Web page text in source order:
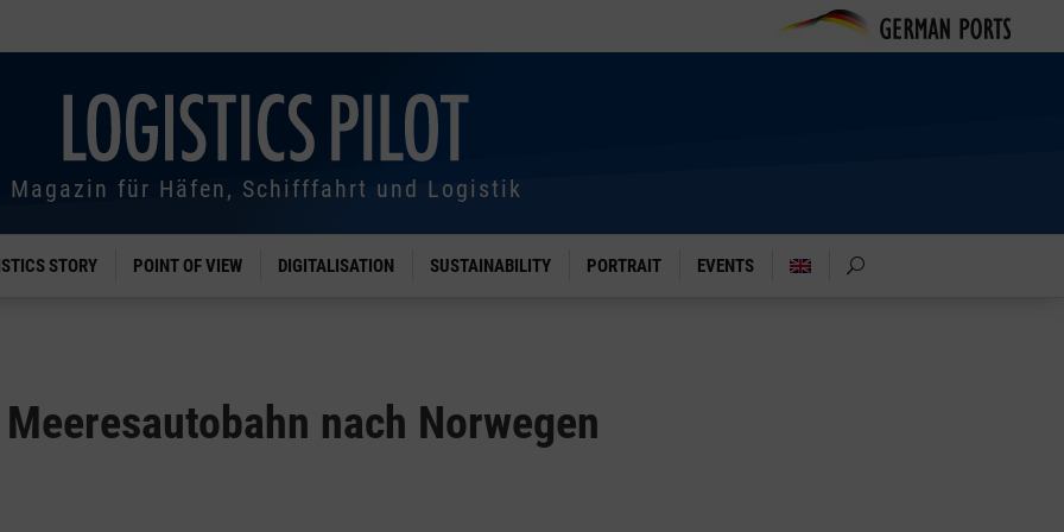
Magazin für Häfen, Schifffahrt und Logistik
STORY POINT OF VIEW DIGITALISATION SUSTAINABILITY PORTRAIT EVENTS
nach Norwegen